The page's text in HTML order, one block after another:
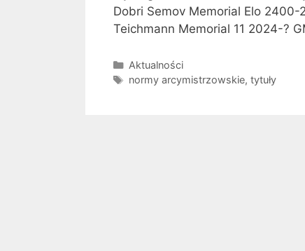
Dobri Semov Memorial Elo
Teichmann Memorial 11 2024-?
Kategorie
Aktualności
Tagi
normy arcymistrzowskie, tytuły